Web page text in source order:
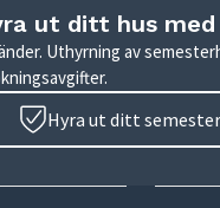
ut ditt hus med
Uthyrning av
Hyra ut ditt